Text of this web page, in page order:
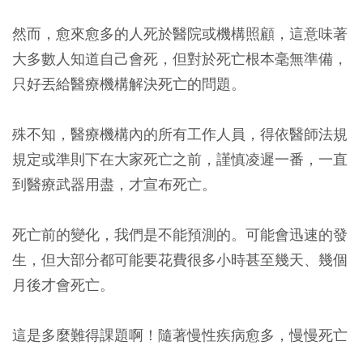
然而，愈來愈多的人死於醫院或機構照顧，這意味著
大多數人知道自己會死，但對於死亡根本毫無準備，
只好丟給醫療機構解決死亡的問題。
殊不知，醫療機構內的所有工作人員，得依醫師法規
規定或準則下在大家死亡之前，謹慎凌遲一番，一直
到醫療武器用盡，才宣布死亡。
死亡前的變化，我們是不能預測的。可能會迅速的發
生，但大部分都可能要花費很多小時甚至幾天、幾個
月後才會死亡。
這是多麼難得課題啊！隨著慢性疾病愈多，慢慢死亡